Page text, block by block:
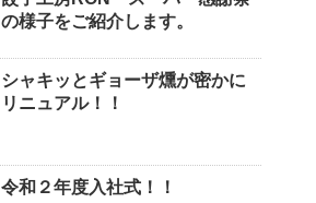
の様子をご紹介します。
シャキッとギョーザ燻が密かに
リニュアル！！
令和２年度入社式！！